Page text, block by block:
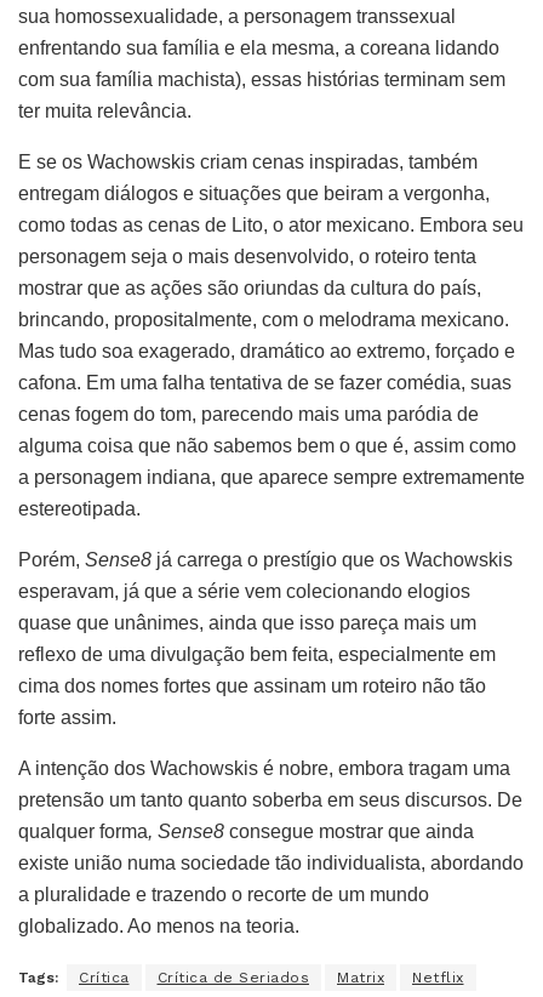
sua homossexualidade, a personagem transsexual
enfrentando sua família e ela mesma, a coreana lidando
com sua família machista), essas histórias terminam sem
ter muita relevância.
E se os Wachowskis criam cenas inspiradas, também
entregam diálogos e situações que beiram a vergonha,
como todas as cenas de Lito, o ator mexicano. Embora seu
personagem seja o mais desenvolvido, o roteiro tenta
mostrar que as ações são oriundas da cultura do país,
brincando, propositalmente, com o melodrama mexicano.
Mas tudo soa exagerado, dramático ao extremo, forçado e
cafona. Em uma falha tentativa de se fazer comédia, suas
cenas fogem do tom, parecendo mais uma paródia de
alguma coisa que não sabemos bem o que é, assim como
a personagem indiana, que aparece sempre extremamente
estereotipada.
Porém, Sense8 já carrega o prestígio que os Wachowskis
esperavam, já que a série vem colecionando elogios
quase que unânimes, ainda que isso pareça mais um
reflexo de uma divulgação bem feita, especialmente em
cima dos nomes fortes que assinam um roteiro não tão
forte assim.
A intenção dos Wachowskis é nobre, embora tragam uma
pretensão um tanto quanto soberba em seus discursos. De
qualquer forma, Sense8 consegue mostrar que ainda
existe união numa sociedade tão individualista, abordando
a pluralidade e trazendo o recorte de um mundo
globalizado. Ao menos na teoria.
Tags: Crítica Crítica de Seriados Matrix Netflix